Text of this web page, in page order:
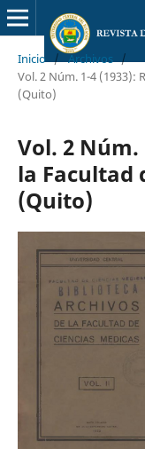
Inicio / Archivos /
Vol. 2 Núm. 1-4 (1933):
(Quito)
Vol. 2 Núm.
la Facultad
(Quito)